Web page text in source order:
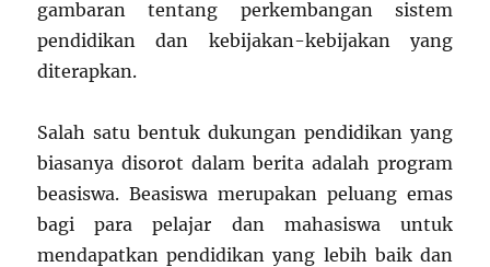
gambaran tentang perkembangan sistem
pendidikan dan kebijakan-kebijakan yang
diterapkan.
Salah satu bentuk dukungan pendidikan yang
biasanya disorot dalam berita adalah program
beasiswa. Beasiswa merupakan peluang emas
bagi para pelajar dan mahasiswa untuk
mendapatkan pendidikan yang lebih baik dan